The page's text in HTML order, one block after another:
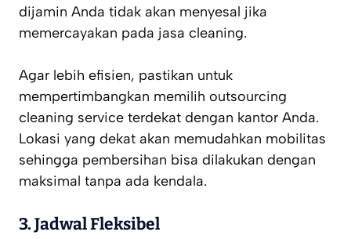
dijamin Anda tidak akan menyesal jika
memercayakan pada jasa cleaning.
Agar lebih efisien, pastikan untuk
mempertimbangkan memilih outsourcing
cleaning service terdekat dengan kantor Anda.
Lokasi yang dekat akan memudahkan mobilitas
sehingga pembersihan bisa dilakukan dengan
maksimal tanpa ada kendala.
3.Jadwal Fleksibel